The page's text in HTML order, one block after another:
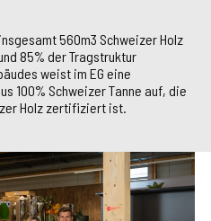
560m3 Schweizer Holz
85% der Tragstruktur
weist im EG eine
100% Schweizer Tanne auf, die
Holz zertifiziert ist.